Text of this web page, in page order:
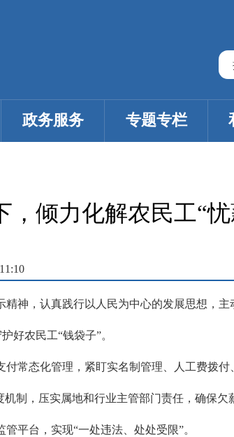
政务服务 专题专栏
，倾力化解农民工“忧
神，认真践行以人民为中心的发展思想，
好农民工“钱袋子”。
常态化管理，紧盯实名制管理、人工费拨
制，压实属地和行业主管部门责任，确保
平台，实现“一处违法、处处受限”。